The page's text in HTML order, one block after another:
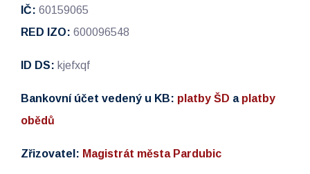
IČ: 60159065
RED IZO: 600096548
ID DS: kjefxqf
Bankovní účet vedený u KB: platby ŠD a platby
obědů
Zřizovatel: Magistrát města Pardubic